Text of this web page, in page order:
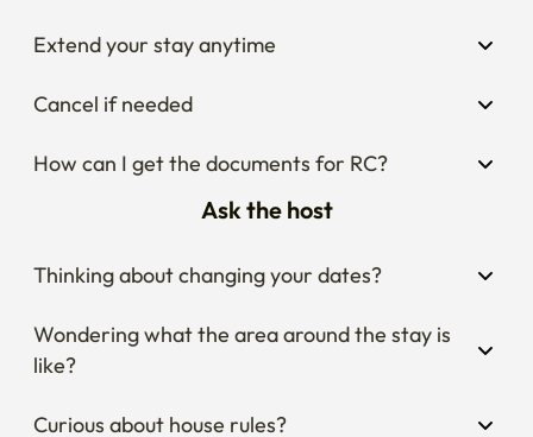
※ 예약 및 이용 방법은 체크인 후 안내해 드립니다.
Welcome to Stay Between HUE (休), located in the quiet
Women's University Station and Hansung University
with modern comfort, our home offers a peaceful retreat
equipped with comfortable bedding, basic kitchen
facilities, free Wi-Fi, and a TV with Netflix access, making
Extend your stay anytime
Cancel if needed
How can I get the documents for RC?
Ask the host
Thinking about changing your dates?
Wondering what the area around the stay is
like?
Curious about house rules?